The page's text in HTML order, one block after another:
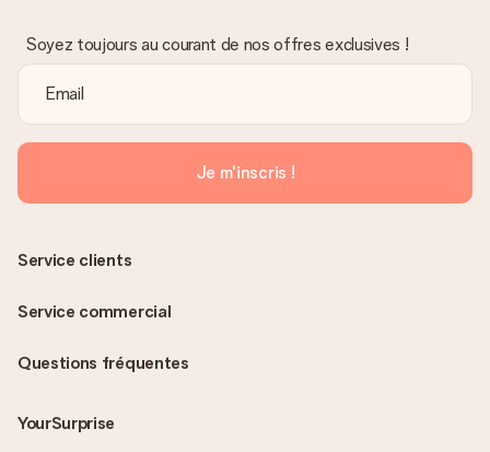
Soyez toujours au courant de nos offres exclusives !
Je m'inscris !
Questions fréquentes
YourSurprise
Service clients
Service commercial